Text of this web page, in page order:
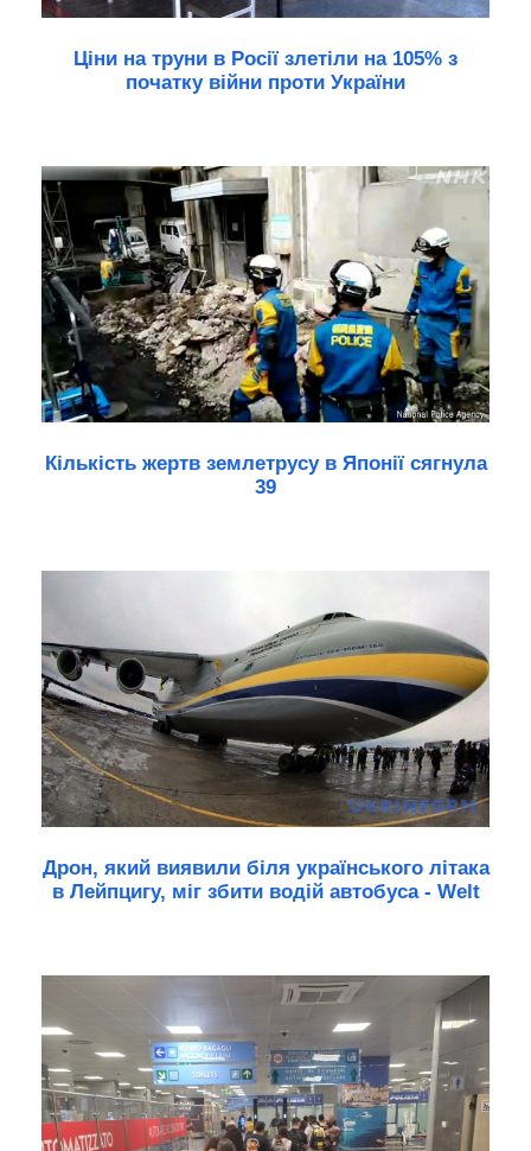
Ціни на труни в Росії злетіли на 105% з
початку війни проти України
Кількість жертв землетрусу в Японії сягнула
39
Дрон, який виявили біля українського літака
в Лейпцигу, міг збити водій автобуса - Welt